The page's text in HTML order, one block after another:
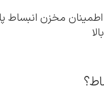
مخزن انبساط